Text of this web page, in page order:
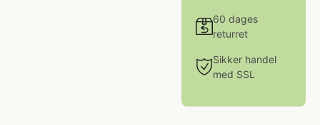
60 dages
returret
Sikker handel
med SSL